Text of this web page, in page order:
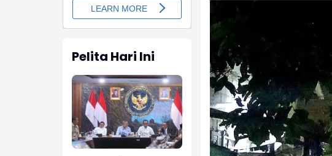
Pelita Hari Ini